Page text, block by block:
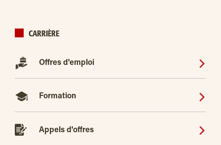
CARRIÈRE
Offres d'emploi
Formation
Appels d'offres